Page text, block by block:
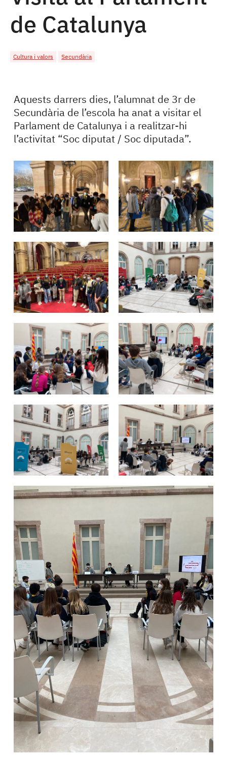
de Catalunya
Cultura i valors Secundària
Aquests darrers dies, l’alumnat de 3r de
Secundària de l’escola ha anat a visitar el
Parlament de Catalunya i a realitzar-hi
l’activitat “Soc diputat / Soc diputada”.